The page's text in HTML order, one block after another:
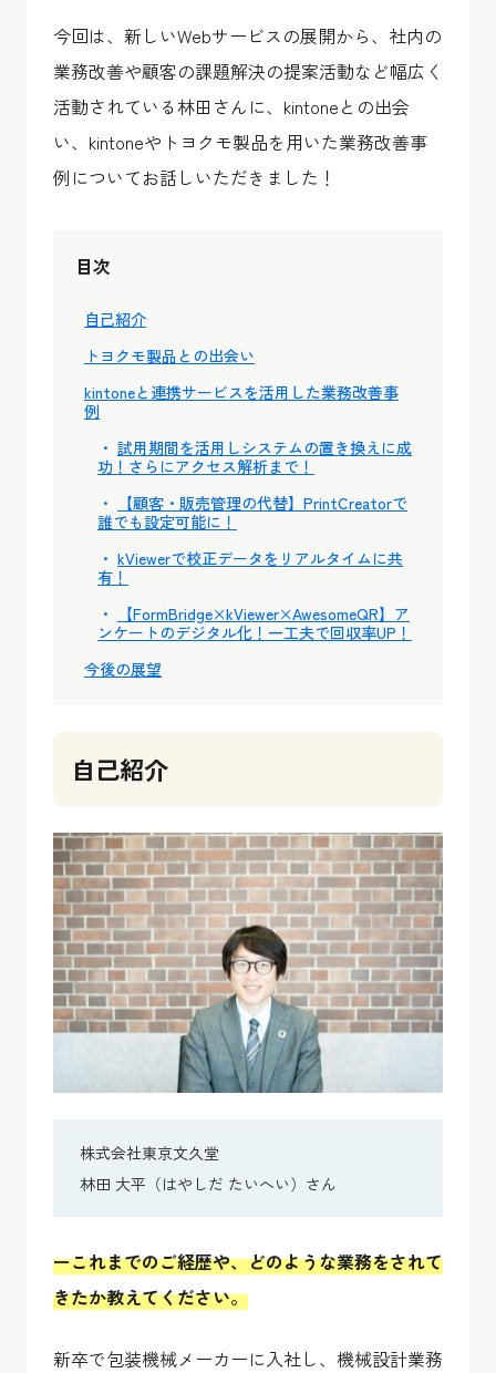
今回は、新しいWebサービスの展開から、社内の
業務改善や顧客の課題解決の提案活動など幅広く
活動されている林田さんに、kintoneとの出会
い、kintoneやトヨクモ製品を用いた業務改善事
例についてお話しいただきました！
目次
自己紹介
トヨクモ製品との出会い
kintoneと連携サービスを活用した業務改善事
例
試用期間を活用しシステムの置き換えに成
功！さらにアクセス解析まで！
【顧客・販売管理の代替】PrintCreatorで
誰でも設定可能に！
kViewerで校正データをリアルタイムに共
有！
【FormBridge×kViewer×AwesomeQR】ア
ンケートのデジタル化！一工夫で回収率UP！
今後の展望
自己紹介
株式会社東京文久堂
林田 大平（はやしだ たいへい）さん
ーこれまでのご経歴や、どのような業務をされて
きたか教えてください。
新卒で包装機械メーカーに入社し、機械設計業務